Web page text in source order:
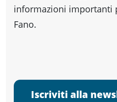
informazioni importanti
Fano.
Iscriviti alla